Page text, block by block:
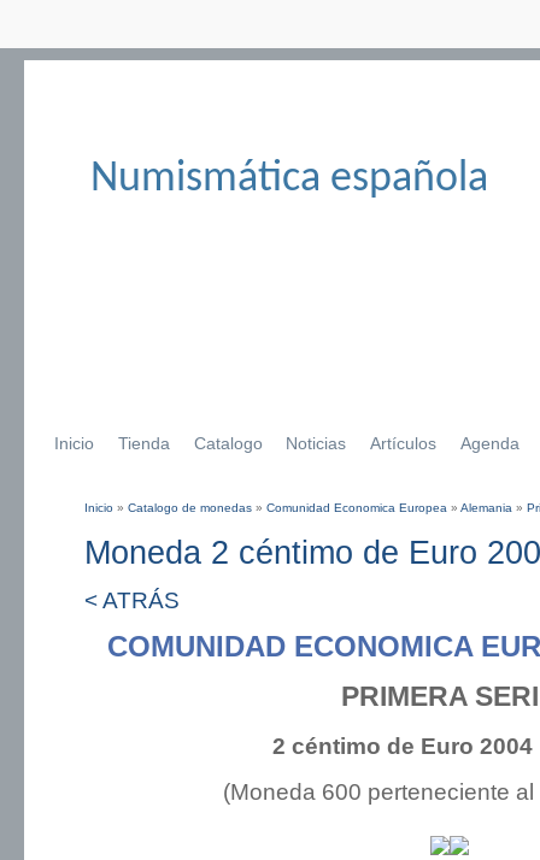
Numismática española
Inicio Tienda Catalogo Noticias Artículos Agenda
Inicio » Catalogo de monedas » Comunidad Economica Europea » Alemania »
Moneda 2 céntimo de Euro
< ATRÁS
COMUNIDAD ECONOMICA
PRIMERA
2 céntimo de Euro 2004
(Moneda 600 perteneciente al